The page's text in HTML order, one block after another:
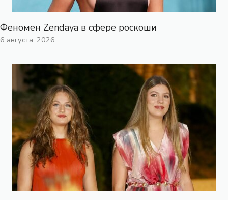
Феномен Zendaya в сфере роскоши
6 августа, 2026